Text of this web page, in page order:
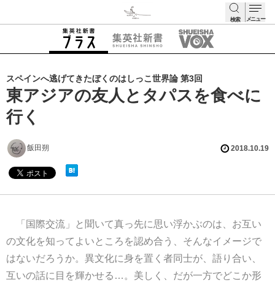
検索 メニュー
スペインへ逃げてきたぼくのはしっこ世界論 第3回
東アジアの友人とタパスを食べに
行く
飯田朔 2018.10.19
「国際交流」と聞いて真っ先に思い浮かぶのは、お互い
の文化を知ってよいところを認め合う、そんなイメージで
はないだろうか。異文化に身を置く者同士が、語り合い、
互いの話に目を輝かせる…。美しく、だが一方でどこか形